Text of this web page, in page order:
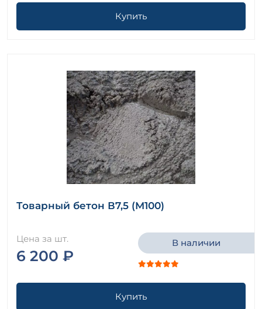
Купить
Товарный бетон В7,5 (М100)
Цена за шт.
6 200 ₽
В наличии
Купить